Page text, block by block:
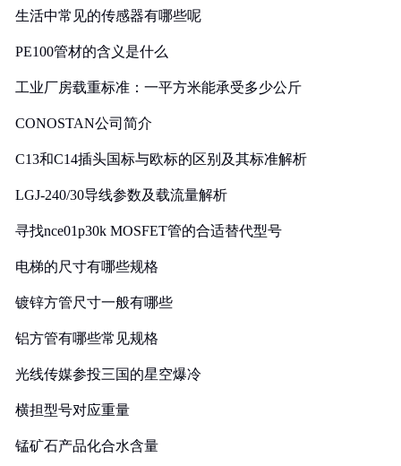
生活中常见的传感器有哪些呢
PE100管材的含义是什么
工业厂房载重标准：一平方米能承受多少公斤
CONOSTAN公司简介
C13和C14插头国标与欧标的区别及其标准解析
LGJ-240/30导线参数及载流量解析
寻找nce01p30k MOSFET管的合适替代型号
电梯的尺寸有哪些规格
镀锌方管尺寸一般有哪些
铝方管有哪些常见规格
光线传媒参投三国的星空爆冷
横担型号对应重量
锰矿石产品化合水含量